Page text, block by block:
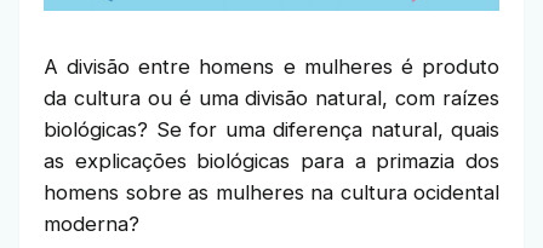
A divisão entre homens e mulheres é produto
da cultura ou é uma divisão natural, com raízes
biológicas? Se for uma diferença natural, quais
as explicações biológicas para a primazia dos
homens sobre as mulheres na cultura ocidental
moderna?